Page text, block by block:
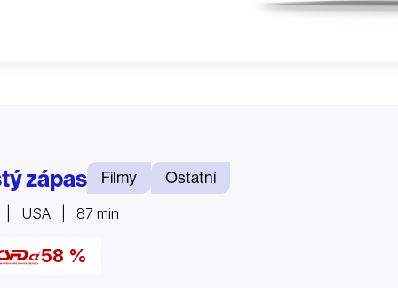
zápas Filmy Ostatní
| USA | 87 min
58 %